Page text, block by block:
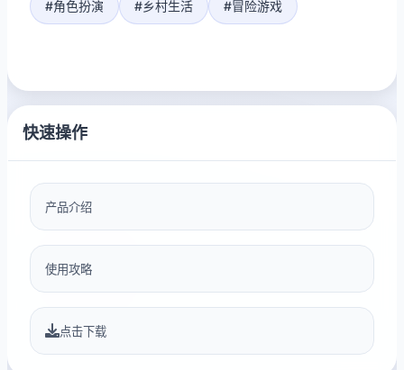
#角色扮演 #乡村生活 #冒险游戏
快速操作
产品介绍
使用攻略
点击下载